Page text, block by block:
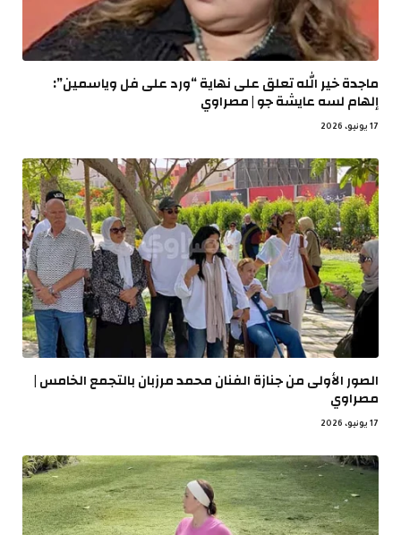
ماجدة خير الله تعلق على نهاية “ورد على فل وياسمين”:
إلهام لسه عايشة جو | مصراوي
17 يونيو، 2026
الصور الأولى من جنازة الفنان محمد مرزبان بالتجمع الخامس |
مصراوي
17 يونيو، 2026